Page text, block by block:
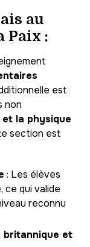
au
Paix :
est
non
la physique
section est
: Les élèves
ce qui valide
reconnu
britannique et